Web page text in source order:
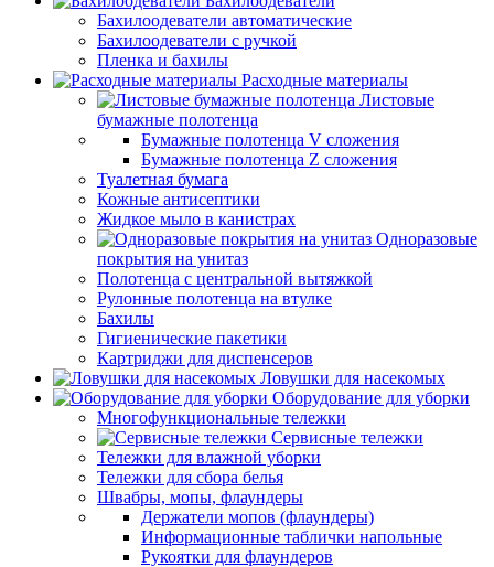
Бахилоодеватели автоматические
Бахилоодеватели с ручкой
Пленка и бахилы
Расходные материалы
Листовые
бумажные полотенца
Бумажные полотенца V сложения
Бумажные полотенца Z сложения
Туалетная бумага
Кожные антисептики
Жидкое мыло в канистрах
Одноразовые
покрытия на унитаз
Полотенца с центральной вытяжкой
Рулонные полотенца на втулке
Бахилы
Гигиенические пакетики
Картриджи для диспенсеров
Ловушки для насекомых
Оборудование для уборки
Многофункциональные тележки
Сервисные тележки
Тележки для влажной уборки
Тележки для сбора белья
Швабры, мопы, флаундеры
Держатели мопов (флаундеры)
Информационные таблички напольные
Рукоятки для флаундеров